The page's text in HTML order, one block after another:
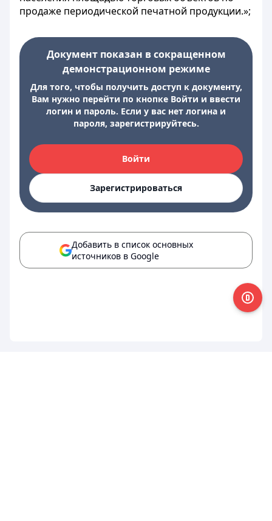
продаже периодической печатной продукции.»;
Документ показан в сокращенном
демонстрационном режиме
Для того, чтобы получить доступ к документу,
Вам нужно перейти по кнопке Войти и ввести
логин и пароль. Если у вас нет логина и
пароля, зарегистрируйтесь.
Войти
Зарегистрироваться
Добавить в список основных
источников в Google